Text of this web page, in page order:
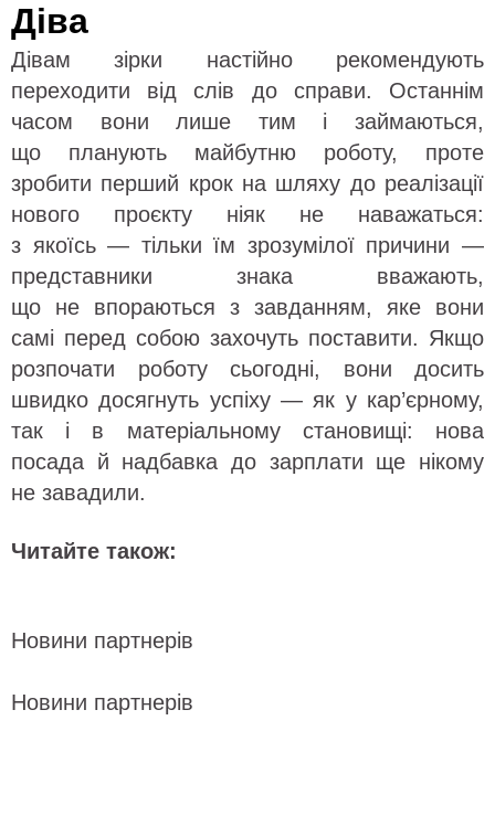
Діва
Дівам зірки настійно рекомендують
переходити від слів до справи. Останнім
часом вони лише тим і займаються,
що планують майбутню роботу, проте
зробити перший крок на шляху до реалізації
нового проєкту ніяк не наважаться:
з якоїсь — тільки їм зрозумілої причини —
представники знака вважають,
що не впораються з завданням, яке вони
самі перед собою захочуть поставити. Якщо
розпочати роботу сьогодні, вони досить
швидко досягнуть успіху — як у кар’єрному,
так і в матеріальному становищі: нова
посада й надбавка до зарплати ще нікому
не завадили.
Читайте також:
Новини партнерів
Новини партнерів